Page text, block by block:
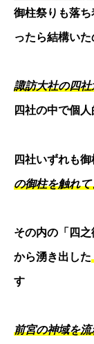
御柱祭りも落
ったら結構いた
諏訪大社の四社
四社の中で個人
四社いずれも
の御柱を触れ
その内の「四
から湧き出した
す
前宮の神域を流